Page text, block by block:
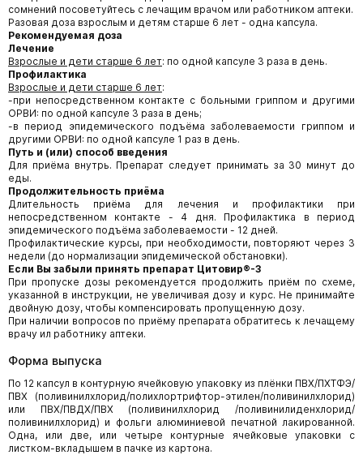
сомнений посоветуйтесь с лечащим врачом или работником аптеки.
Разовая доза взрослым и детям старше 6 лет - одна капсула.
Рекомендуемая доза
Лечение
Взрослые и дети старше 6 лет: по одной капсуле 3 раза в день.
Профилактика
Взрослые и дети старше 6 лет:
-при непосредственном контакте с больными гриппом и другими
ОРВИ: по одной капсуле 3 раза в день;
-в период эпидемического подъёма заболеваемости гриппом и
другими ОРВИ: по одной капсуле 1 раз в день.
Путь и (или) способ введения
Для приёма внутрь. Препарат следует принимать за 30 минут до
еды.
Продолжительность приёма
Длительность приёма для лечения и профилактики при
непосредственном контакте - 4 дня. Профилактика в период
эпидемического подъёма заболеваемости - 12 дней.
Профилактические курсы, при необходимости, повторяют через 3
недели (до нормализации эпидемической обстановки).
Если Вы забыли принять препарат Цитовир®-3
При пропуске дозы рекомендуется продолжить приём по схеме,
указанной в инструкции, не увеличивая дозу и курс. Не принимайте
двойную дозу, чтобы компенсировать пропущенную дозу.
При наличии вопросов по приёму препарата обратитесь к лечащему
врачу ил работнику аптеки.
Форма выпуска
По 12 капсул в контурную ячейковую упаковку из плёнки ПВХ/ПХТФЭ/
ПВХ (поливинилхлорид/полихлортрифтор-этилен/поливинилхлорид)
или ПВХ/ПВДХ/ПВХ (поливинилхлорид /поливинилиденхлорид/
поливинилхлорид) и фольги алюминиевой печатной лакированной.
Одна, или две, или четыре контурные ячейковые упаковки с
листком-вкладышем в пачке из картона.